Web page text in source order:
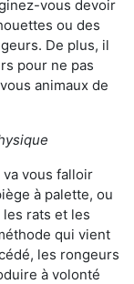
vous devoir
ou des
De plus, il
pour ne pas
animaux de
va vous falloir
à palette, ou
rats et les
qui vient
les rongeurs
à volonté